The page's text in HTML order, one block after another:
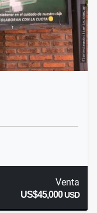
Venta
US$45,000USD